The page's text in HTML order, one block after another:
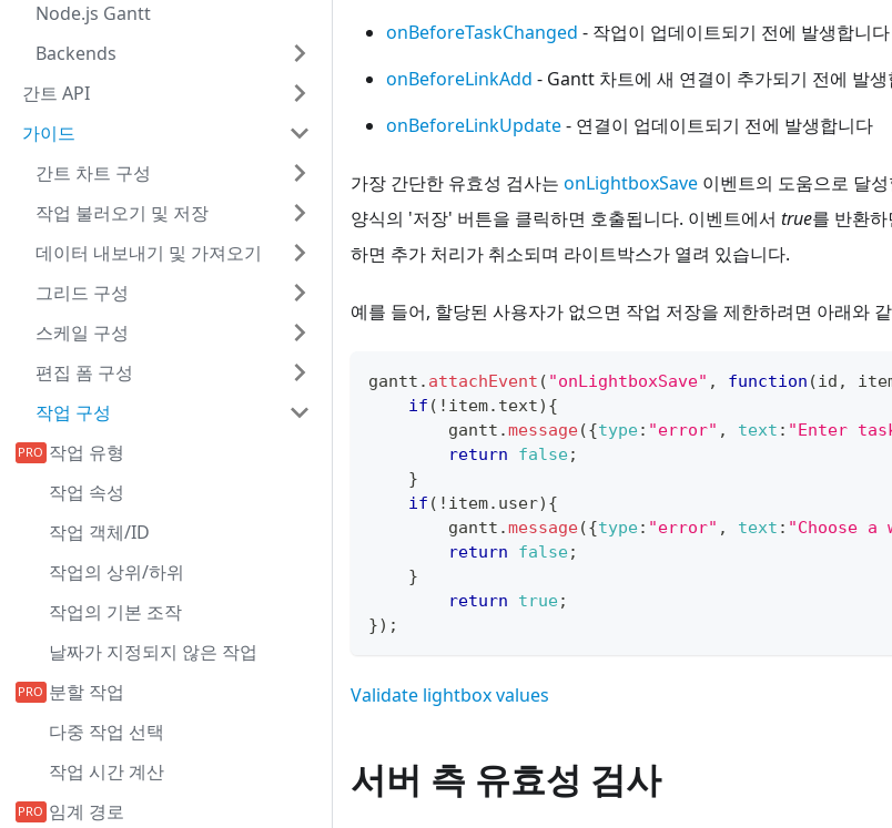
Node.js Gantt
Backends
간트 API
가이드
간트 차트 구성
작업 불러오기 및 저장
데이터 내보내기 및 가져오기
그리드 구성
스케일 구성
편집 폼 구성
작업 구성
작업 유형
작업 속성
작업 객체/ID
작업의 상위/하위
작업의 기본 조작
날짜가 지정되지 않은 작업
분할 작업
다중 작업 선택
작업 시간 계산
임계 경로
onBeforeTaskChanged - 작업이 업데이트되기 전에 발생합니다
onBeforeLinkAdd - Gantt 차트에 새 연결이 추가되기 전에 발
onBeforeLinkUpdate- 연결이 업데이트되기 전에 발생합니다
가장 간단한 유효성 검사는 onLightboxSave 이벤트의 도움으로 달
양식의 '저장' 버튼을 클릭하면 호출됩니다. 이벤트에서 true를 반환
하면 추가 처리가 취소되며 라이트박스가 열려 있습니다.
예를 들어, 할당된 사용자가 없으면 작업 저장을 제한하려면 아래와
gantt . attachEvent ( "onLightboxSave" , function (id ,
if ( ! item. text) {
        gantt
.message({type: "error" , text : "Enter
return
false;
}
if ( ! item. user) {
        gantt
.message({type: "error" , text : "Choose
return
false;
}
return
true;
}) ;
Validate lightbox values
서버 측 유효성 검사